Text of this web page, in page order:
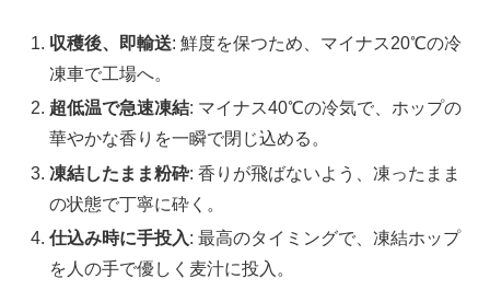
収穫後、即輸送: 鮮度を保つため、マイナス20℃の冷
凍車で工場へ。
超低温で急速凍結: マイナス40℃の冷気で、ホップの
華やかな香りを一瞬で閉じ込める。
凍結したまま粉砕: 香りが飛ばないよう、凍ったまま
の状態で丁寧に砕く。
仕込み時に手投入: 最高のタイミングで、凍結ホップ
を人の手で優しく麦汁に投入。